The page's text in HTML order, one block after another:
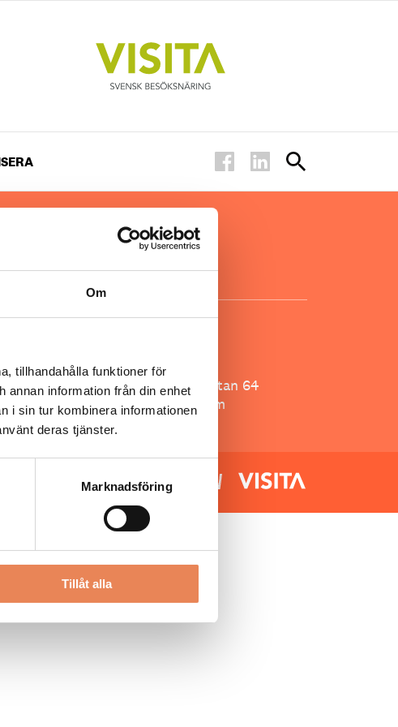
Om
tillhandahålla funktioner för
annan information från din enhet
i sin tur kombinera informationen
deras tjänster.
Marknadsföring
Tillåt alla
inom
för ägare
Besöksliv
Spoon, Brännkyrkagatan 64
118 23 Stockholm